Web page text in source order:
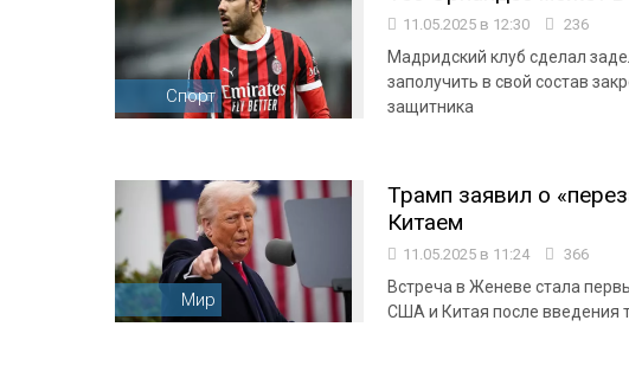
Спорт
11.05.2025 в 12:30 236
Мадридский клуб сделал
заполучить в свой состав
защитника
Мир
Трамп заявил о
Китаем
11.05.2025 в 11:24 366
Встреча в Женеве стала
США и Китая после введения